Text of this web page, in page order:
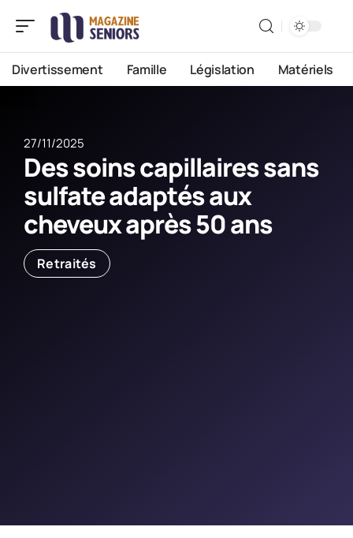
Divertissement Famille Législation Matériels
27/11/2025
Des soins capillaires sans
sulfate adaptés aux
cheveux après 50 ans
Retraités